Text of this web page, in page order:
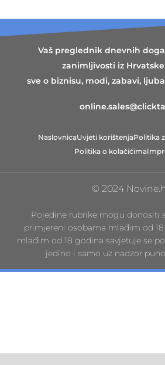
Vaš preglednik dnevnih
zanimljivosti iz
sve o biznisu, modi, zabavi,
NaslovnicaUvjeti korištenjaPolitika
Politika o kolačićima
© 2024
Pojedine rubrike mogu donositi
primjereni osobama mlađim od
mlađim od 18 godina savjetuje se
jedino i samo uz nadzor